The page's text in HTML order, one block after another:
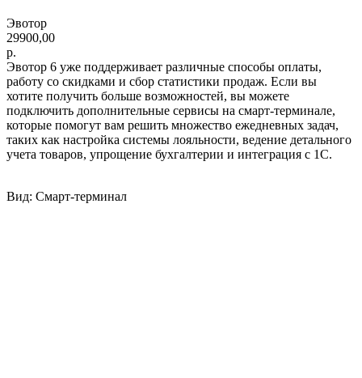
Эвотор
29900,00
р.
Эвотор 6 уже поддерживает различные способы оплаты,
работу со скидками и сбор статистики продаж. Если вы
хотите получить больше возможностей, вы можете
подключить дополнительные сервисы на смарт-терминале,
которые помогут вам решить множество ежедневных задач,
таких как настройка системы лояльности, ведение детального
учета товаров, упрощение бухгалтерии и интеграция с 1С.
Вид: Смарт-терминал